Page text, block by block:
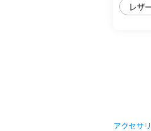
レザ
アクセサ